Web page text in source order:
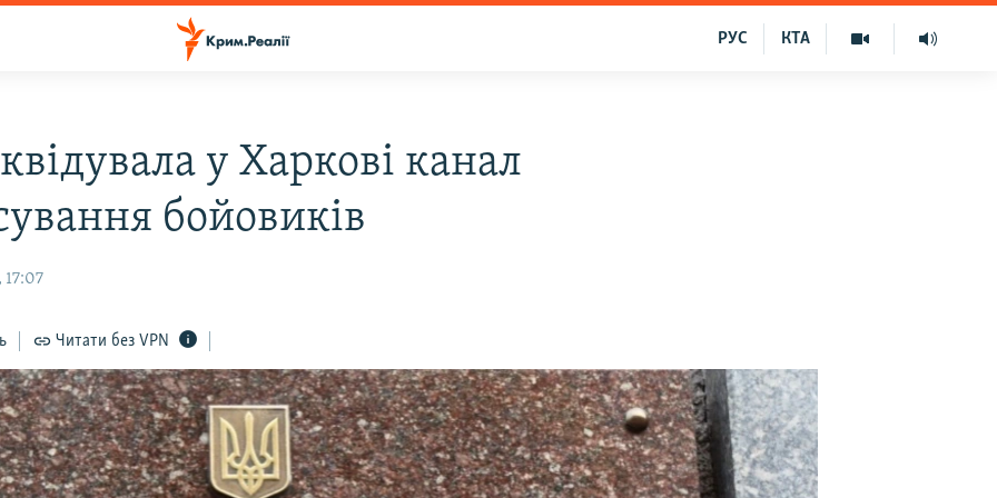
КТА
РУС
у Харкові канал
бойовиків
17:07
Читати без VPN